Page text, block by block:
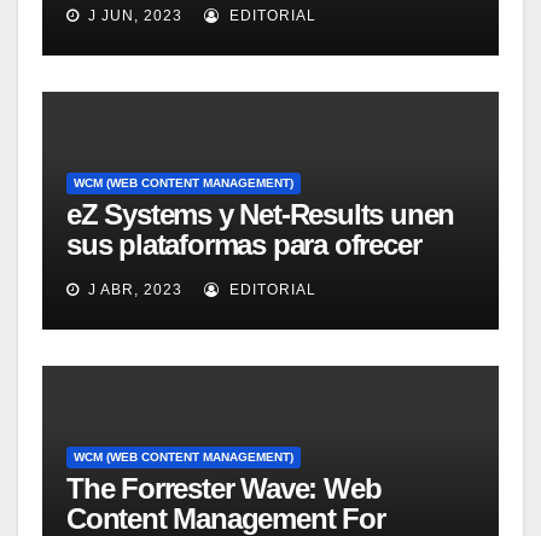
Technology, 2008
J JUN, 2023 EDITORIAL
WCM (WEB CONTENT MANAGEMENT)
eZ Systems y Net-Results unen
sus plataformas para ofrecer
solución mejorada de gestión
del customer experience
J ABR, 2023 EDITORIAL
WCM (WEB CONTENT MANAGEMENT)
The Forrester Wave: Web
Content Management For